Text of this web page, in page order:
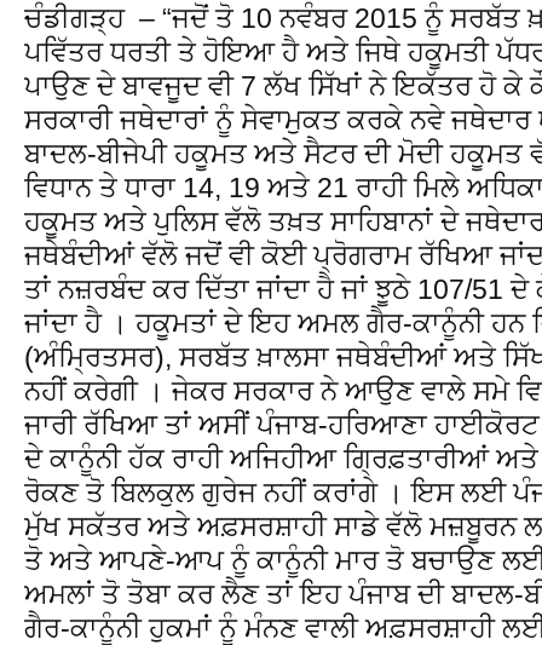
ਚੰਡੀਗੜ੍ਹ – “ਜਦੋਂ ਤੋ 10 ਨਵੰਬਰ 2015 ਨੂੰ ਸਰਬੱਤ
ਪਵਿੱਤਰ ਧਰਤੀ ਤੇ ਹੋਇਆ ਹੈ ਅਤੇ ਜਿਥੇ ਹਕੂਮਤੀ
ਪਾਉਣ ਦੇ ਬਾਵਜੂਦ ਵੀ 7 ਲੱਖ ਸਿੱਖਾਂ ਨੇ ਇਕੱਤਰ ਹੋ
ਸਰਕਾਰੀ ਜਥੇਦਾਰਾਂ ਨੂੰ ਸੇਵਾਮੁਕਤ ਕਰਕੇ ਨਵੇ ਜਥੇਦਾਰ
ਬਾਦਲ-ਬੀਜੇਪੀ ਹਕੂਮਤ ਅਤੇ ਸੈਟਰ ਦੀ ਮੋਦੀ ਹਕੂਮਤ
ਵਿਧਾਨ ਤੇ ਧਾਰਾ 14, 19 ਅਤੇ 21 ਰਾਹੀ ਮਿਲੇ
ਹਕੂਮਤ ਅਤੇ ਪੁਲਿਸ ਵੱਲੋ ਤਖ਼ਤ ਸਾਹਿਬਾਨਾਂ ਦੇ
ਜਥੇਬੰਦੀਆਂ ਵੱਲੋ ਜਦੋਂ ਵੀ ਕੋਈ ਪ੍ਰੋਗਰਾਮ ਰੱਖਿਆ
ਤਾਂ ਨਜ਼ਰਬੰਦ ਕਰ ਦਿੱਤਾ ਜਾਂਦਾ ਹੈ ਜਾਂ ਝੂਠੇ 107/51
ਜਾਂਦਾ ਹੈ । ਹਕੂਮਤਾਂ ਦੇ ਇਹ ਅਮਲ ਗੈਰ-ਕਾਨੂੰਨੀ ਹਨ
(ਅੰਮ੍ਰਿਤਸਰ), ਸਰਬੱਤ ਖ਼ਾਲਸਾ ਜਥੇਬੰਦੀਆਂ ਅਤੇ
ਨਹੀਂ ਕਰੇਗੀ । ਜੇਕਰ ਸਰਕਾਰ ਨੇ ਆਉਣ ਵਾਲੇ ਸਮੇ
ਜਾਰੀ ਰੱਖਿਆ ਤਾਂ ਅਸੀਂ ਪੰਜਾਬ-ਹਰਿਆਣਾ
ਦੇ ਕਾਨੂੰਨੀ ਹੱਕ ਰਾਹੀ ਅਜਿਹੀਆ ਗ੍ਰਿਫ਼ਤਾਰੀਆਂ
ਰੋਕਣ ਤੋ ਬਿਲਕੁਲ ਗੁਰੇਜ ਨਹੀਂ ਕਰਾਂਗੇ । ਇਸ ਲਈ
ਮੁੱਖ ਸਕੱਤਰ ਅਤੇ ਅਫ਼ਸਰਸ਼ਾਹੀ ਸਾਡੇ ਵੱਲੋ ਮਜ਼ਬੂਰਨ
ਤੋ ਅਤੇ ਆਪਣੇ-ਆਪ ਨੂੰ ਕਾਨੂੰਨੀ ਮਾਰ ਤੋ ਬਚਾਉਣ
ਅਮਲਾਂ ਤੋ ਤੋਬਾ ਕਰ ਲੈਣ ਤਾਂ ਇਹ ਪੰਜਾਬ ਦੀ ਬਾਦਲ-
ਗੈਰ-ਕਾਨੂੰਨੀ ਹੁਕਮਾਂ ਨੂੰ ਮੰਨਣ ਵਾਲੀ ਅਫ਼ਸਰਸ਼ਾਹੀ